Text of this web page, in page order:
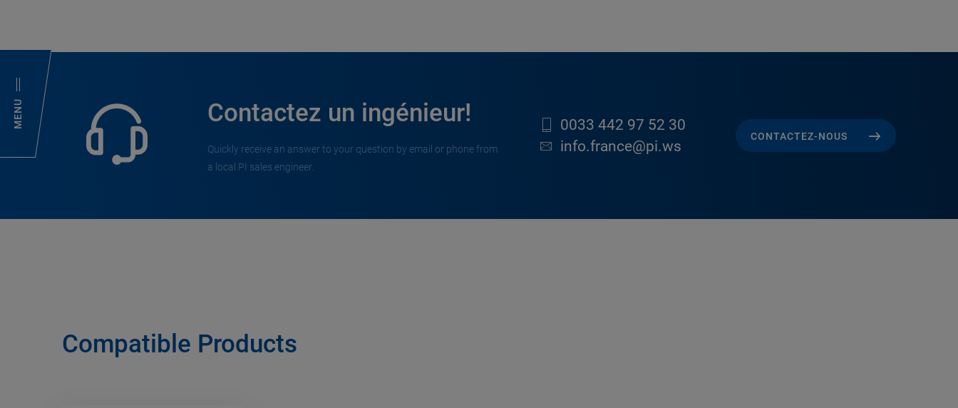
MENU Contactez un ingénieur!
Quickly receive an answer to your question by email or phone from
a local PI sales engineer.
0033 442 97 52 30
info.france@pi.ws
CONTACTEZ-NOUS
Compatible Products